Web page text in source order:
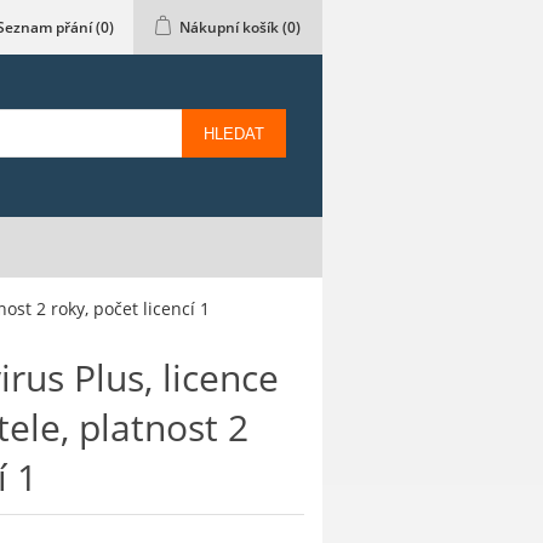
přání(0) Nákupní košík(0)
HLEDAT
2 roky, počet licencí 1
Plus, licence
platnost 2
1